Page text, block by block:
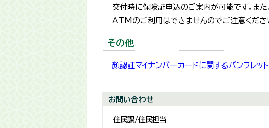
交付時に保険証申込のご案内が可能です。また
ATMのご利用はできませんのでご注意くださ
その他
顔認証マイナンバーカードに関するパンフレット
お問い合わせ
住民課/住民担当